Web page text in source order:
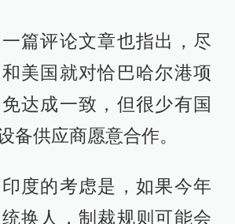
一篇评论文章也指出，尽
美国就对恰巴哈尔港项
达成一致，但很少有国
备供应商愿意合作。
度的考虑是，如果今年
换人，制裁规则可能会